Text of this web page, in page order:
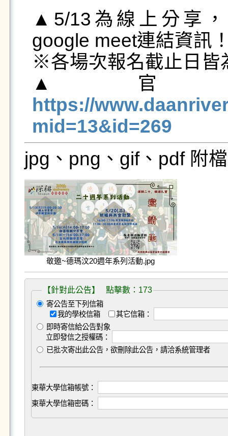
▲5/13為線上分享
google meet連結資訊
※各場次報名截止日皆
▲官
https://
mid=13&id=269
jpg、png、gif、pdf 附
敬邀~德瑪汶20週年系列活動.jpg
【針對此公告】 點擊數：173
寄公告至下列信箱
我的學校信箱
其它信箱：
即時寄信給公告對象
立即發信之授權碼：
已批次寄出此公告，欲刪除此公告，請洽系統管理者
東華大學信箱帳號：
東華大學信箱密碼：